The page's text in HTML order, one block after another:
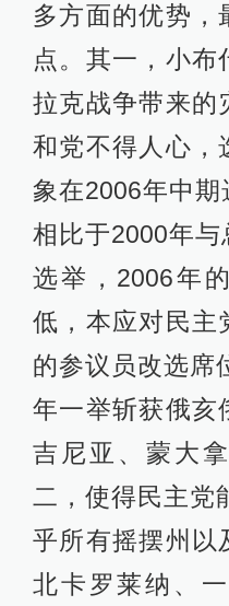
多方面的优势，
点。其一，小布
拉克战争带来的
和党不得人心，
象在2006年中期
相比于2000年
选举，2006年
低，本应对民主
的参议员改选席
年一举斩获俄亥
吉尼亚、蒙大
二，使得民主党
乎所有摇摆州以
北卡罗莱纳、